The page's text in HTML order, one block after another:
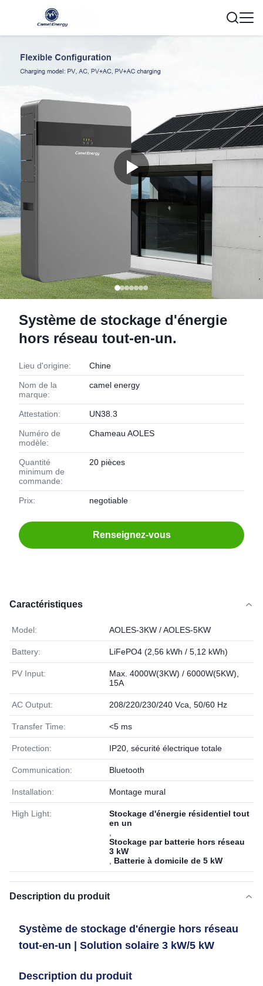
Système de stockage d'énergie
hors réseau tout-en-un.
Lieu d'origine: Chine
Nom de la
marque:
camel energy
Attestation: UN38.3
Numéro de
modèle:
Chameau AOLES
Quantité
minimum de
commande:
20 pièces
Prix: negotiable
Renseignez-vous
Caractéristiques
Model: AOLES‑3KW / AOLES‑5KW
Battery: LiFePO4 (2,56 kWh / 5,12 kWh)
PV Input:
Max. 4000W(3KW) / 6000W(5KW),
15A
AC Output: 208/220/230/240 Vca, 50/60 Hz
Transfer Time: <5 ms
Protection: IP20, sécurité électrique totale
Communication: Bluetooth
Installation: Montage mural
High Light:
Stockage d'énergie résidentiel tout
en un
Stockage par batterie hors réseau
3 kW
Batterie à domicile de 5 kW
Description du produit
Système de stockage d'énergie hors réseau
tout-en-un | Solution solaire 3 kW/5 kW
Description du produit